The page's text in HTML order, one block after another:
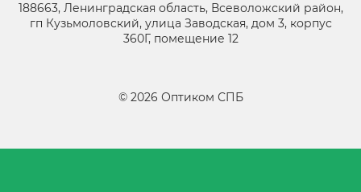
188663, Ленинградская область, Всеволожский район,
гп Кузьмоловский, улица Заводская, дом 3, корпус
360Г, помещение 12
© 2026 Оптиком СПБ